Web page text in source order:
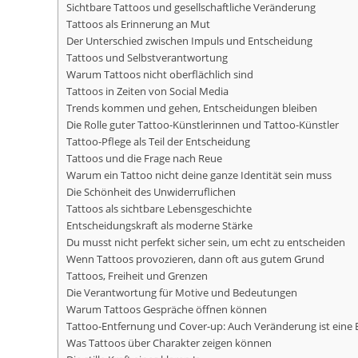
Sichtbare Tattoos und gesellschaftliche Veränderung
Tattoos als Erinnerung an Mut
Der Unterschied zwischen Impuls und Entscheidung
Tattoos und Selbstverantwortung
Warum Tattoos nicht oberflächlich sind
Tattoos in Zeiten von Social Media
Trends kommen und gehen, Entscheidungen bleiben
Die Rolle guter Tattoo-Künstlerinnen und Tattoo-Künstler
Tattoo-Pflege als Teil der Entscheidung
Tattoos und die Frage nach Reue
Warum ein Tattoo nicht deine ganze Identität sein muss
Die Schönheit des Unwiderruflichen
Tattoos als sichtbare Lebensgeschichte
Entscheidungskraft als moderne Stärke
Du musst nicht perfekt sicher sein, um echt zu entscheiden
Wenn Tattoos provozieren, dann oft aus gutem Grund
Tattoos, Freiheit und Grenzen
Die Verantwortung für Motive und Bedeutungen
Warum Tattoos Gespräche öffnen können
Tattoo-Entfernung und Cover-up: Auch Veränderung ist eine
Was Tattoos über Charakter zeigen können